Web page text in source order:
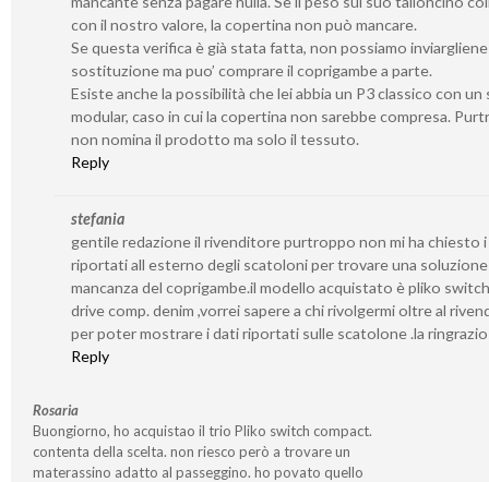
con il nostro valore, la copertina non può mancare.
Se questa verifica è già stata fatta, non possiamo
sostituzione ma puo’ comprare il coprigambe a parte.
Esiste anche la possibilità che lei abbia un P3 classico con un
modular, caso in cui la copertina non sarebbe compresa.
non nomina il prodotto ma solo il tessuto.
Reply
stefania
gentile redazione il rivenditore purtroppo non mi ha chiesto
riportati all esterno degli scatoloni per trovare una soluzione
mancanza del coprigambe.il modello acquistato è pliko
drive comp. denim ,vorrei sapere a chi rivolgermi oltre al
per poter mostrare i dati riportati sulle scatolone .la
Reply
Rosaria
Buongiorno, ho acquistao il trio Pliko switch compact.
contenta della scelta. non riesco però a trovare un
materassino adatto al passeggino. ho povato quello